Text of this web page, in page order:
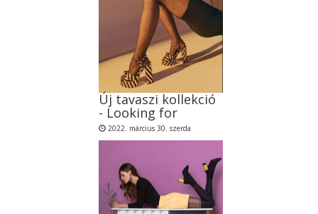
Új tavaszi kollekció
- Looking for
2022. március 30. szerda